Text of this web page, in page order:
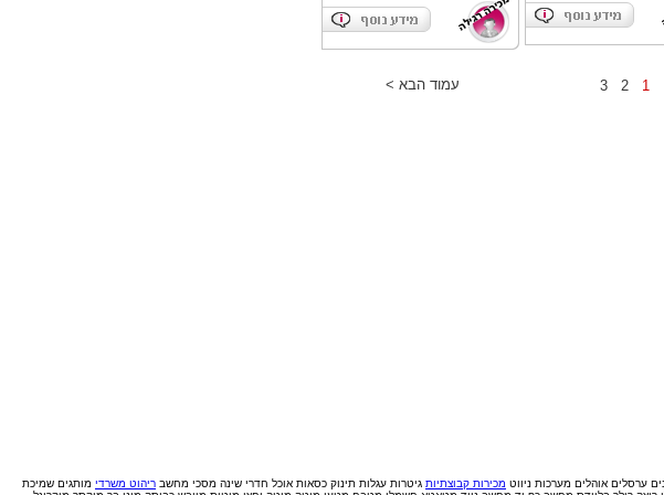
1
2
3 עמוד הבא >
ערסלים אוהלים מערכות ניווט מכירות קבוצתיות גיטרות עגלות תינוק כסאות אוכל חדרי שינה מסכי מחשב ריהוט משרדי מותגים שמיכת